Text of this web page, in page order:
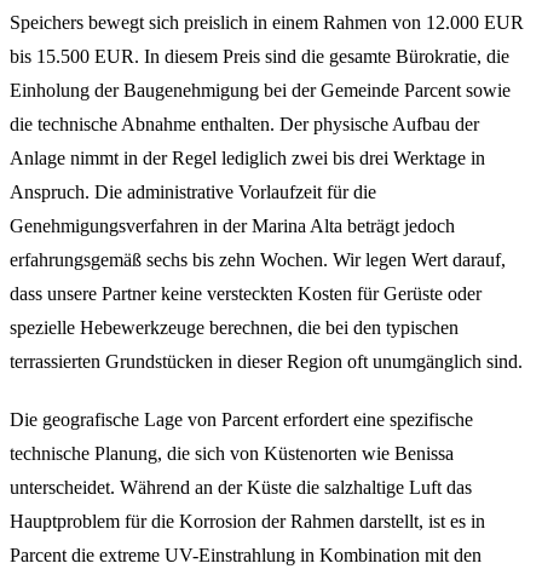
Speichers bewegt sich preislich in einem Rahmen von 12.000 EUR
bis 15.500 EUR. In diesem Preis sind die gesamte Bürokratie, die
Einholung der Baugenehmigung bei der Gemeinde Parcent sowie
die technische Abnahme enthalten. Der physische Aufbau der
Anlage nimmt in der Regel lediglich zwei bis drei Werktage in
Anspruch. Die administrative Vorlaufzeit für die
Genehmigungsverfahren in der Marina Alta beträgt jedoch
erfahrungsgemäß sechs bis zehn Wochen. Wir legen Wert darauf,
dass unsere Partner keine versteckten Kosten für Gerüste oder
spezielle Hebewerkzeuge berechnen, die bei den typischen
terrassierten Grundstücken in dieser Region oft unumgänglich sind.
Die geografische Lage von Parcent erfordert eine spezifische
technische Planung, die sich von Küstenorten wie Benissa
unterscheidet. Während an der Küste die salzhaltige Luft das
Hauptproblem für die Korrosion der Rahmen darstellt, ist es in
Parcent die extreme UV-Einstrahlung in Kombination mit den